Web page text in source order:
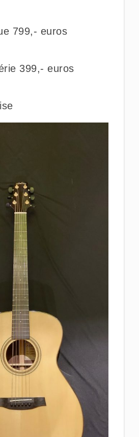
799,- euros
399,- euros